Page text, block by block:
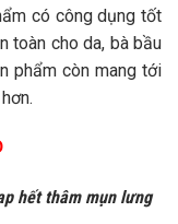
có công dụng tốt
toàn cho da, bà bầu
phẩm còn mang tới
hết thâm mụn lưng